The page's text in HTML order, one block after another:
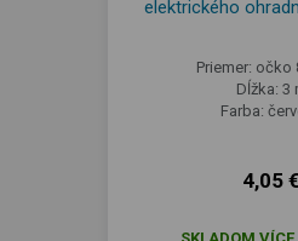
elektrického
Priemer: očko
Dĺžka: 3
Farba:
4,05 €